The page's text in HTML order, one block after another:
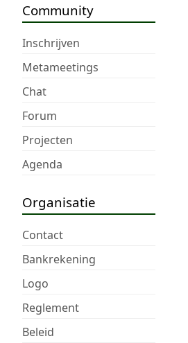
Community
Inschrijven
Metameetings
Chat
Forum
Projecten
Agenda
Organisatie
Contact
Bankrekening
Logo
Reglement
Beleid